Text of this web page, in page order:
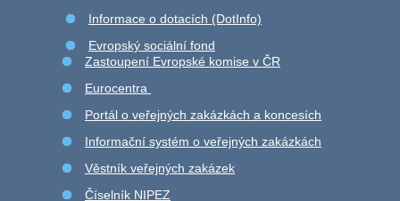
Informace o dotacích (DotInfo)
Evropský sociální fond
Zastoupení Evropské komise v ČR
Eurocentra
Portál o veřejných zakázkách a koncesích
Informační systém o veřejných zakázkách
Věstník veřejných zakázek
Číselník NIPEZ